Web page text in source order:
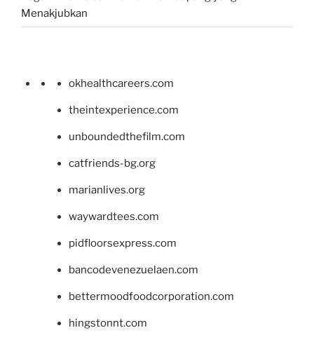
Menakjubkan
okhealthcareers.com
theintexperience.com
unboundedthefilm.com
catfriends-bg.org
marianlives.org
waywardtees.com
pidfloorsexpress.com
bancodevenezuelaen.com
bettermoodfoodcorporation.com
hingstonnt.com